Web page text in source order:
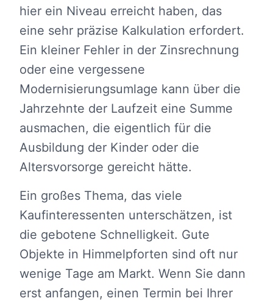
hier ein Niveau erreicht haben, das
eine sehr präzise Kalkulation erfordert.
Ein kleiner Fehler in der Zinsrechnung
oder eine vergessene
Modernisierungsumlage kann über die
Jahrzehnte der Laufzeit eine Summe
ausmachen, die eigentlich für die
Ausbildung der Kinder oder die
Altersvorsorge gereicht hätte.
Ein großes Thema, das viele
Kaufinteressenten unterschätzen, ist
die gebotene Schnelligkeit. Gute
Objekte in Himmelpforten sind oft nur
wenige Tage am Markt. Wenn Sie dann
erst anfangen, einen Termin bei Ihrer